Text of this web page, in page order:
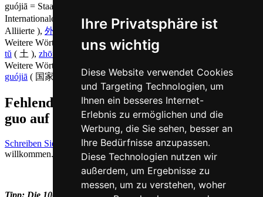
Ihre Privatsphäre ist
uns wichtig
Diese Website verwendet Cookies
und Targeting Technologien, um
Ihnen ein besseres Internet-
Erlebnis zu ermöglichen und die
Werbung, die Sie sehen, besser an
Ihre Bedürfnisse anzupassen.
Diese Technologien nutzen wir
außerdem, um Ergebnisse zu
messen, um zu verstehen, woher
guójiā = Staat ),
Internationaler Flughafen in Peking ), 同盟国 ( tóngméngguó =
Alliierte ), 外国
( wàiguó = Ausland ),
Weitere Wörter, die ebenfallsLand auf Chinesisch
tŭ ( 土 ), zhōu
Weitere Wörter, die ebenfalls
guójiā ( 国家 ), zhōu( 州 )
Fehlende oder falsche Übersetzung für
guo auf Deutsch melden
Schreiben Sie uns!
Ihr Feedback und konstruktive Kritik sind stets
willkommen.
Tipp: Die 1000 häufigsten Chinesischen Vokabeln lernen Sie mit